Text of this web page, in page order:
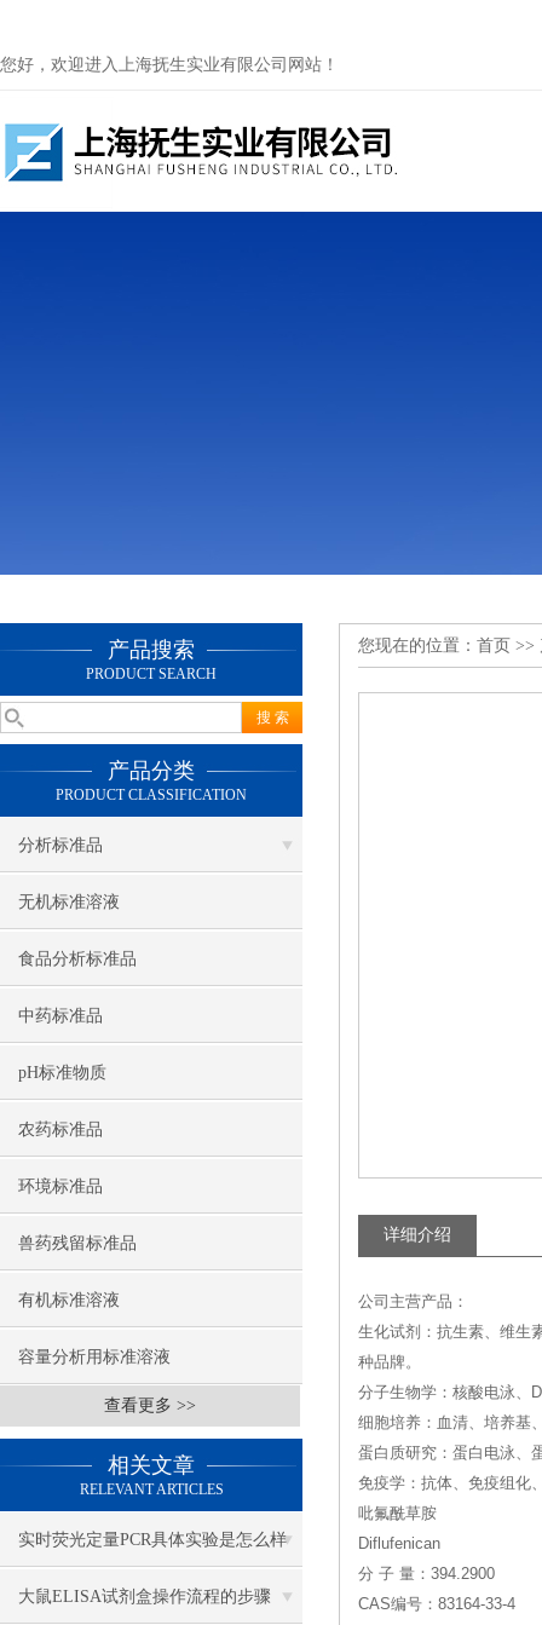
您好，欢迎进入上海抚生实业有限公司网站！
产品搜索
PRODUCT SEARCH
产品分类
PRODUCT CLASSIFICATION
分析标准品
无机标准溶液
食品分析标准品
中药标准品
pH标准物质
农药标准品
环境标准品
兽药残留标准品
有机标准溶液
容量分析用标准溶液
查看更多 >>
相关文章
RELEVANT ARTICLES
实时荧光定量PCR具体实验是怎么样
做的？
大鼠ELISA试剂盒操作流程的步骤
您现在的位置： 首页 >>
详细介绍
公司主营产品：
生化试剂：抗生素、维生
种品牌。
分子生物学：核酸电泳、
细胞培养：血清、培养基
蛋白质研究：蛋白电泳、
免疫学：抗体、免疫组化
吡氟酰草胺
Diflufenican
分 子 量：394.2900
CAS编号：83164-33-4